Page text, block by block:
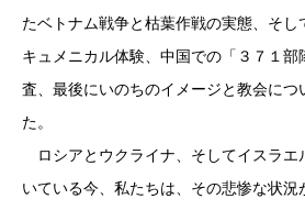
たベトナム戦争と枯葉作戦の実態、そし
キュメニカル体験、中国での「３７１部
査、最後にいのちのイメージと教会につ
た。
ロシアとウクライナ、そしてイスラエ
いている今、私たちは、その悲惨な状況